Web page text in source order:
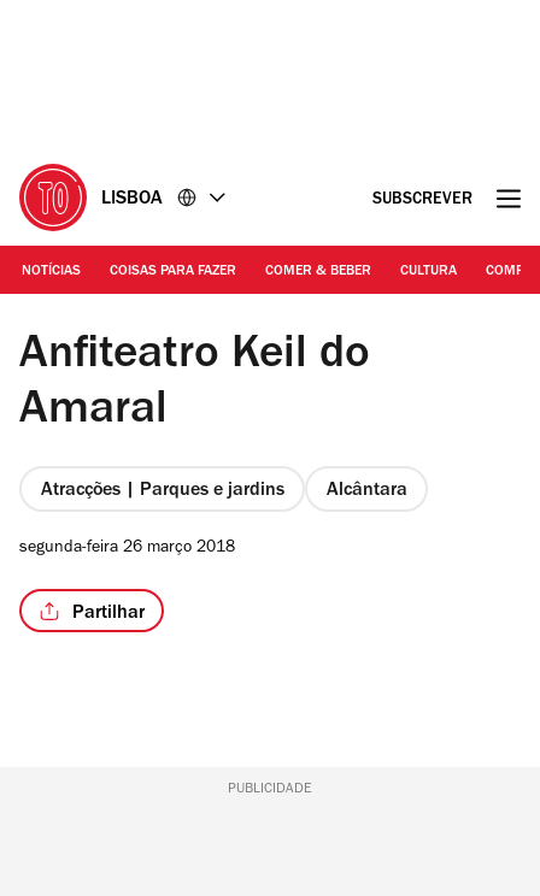
LISBOA SUBSCREVER
NOTÍCIAS COISAS PARA FAZER COMER & BEBER CULTURA
Arlindo Camacho | Miradouro Keil do Amaral
Anfiteatro Keil do
Amaral
Atracções | Parques e jardins Alcântara
segunda-feira 26 março 2018
Partilhar
PUBLICIDADE